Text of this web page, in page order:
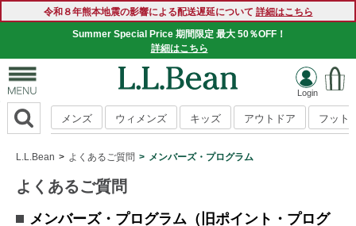
令和８年熊本地震の影響による配送遅延について 詳細はこちら
Summer Special Price 期間限定 最大 50％OFF！
詳細はこちら
メンズ ウィメンズ キッズ アウトドア フット
L.L.Bean よくあるご質問 メンバーズ・プログラム
よくあるご質問
メンバーズ・プログラム（旧ポイント・プログ